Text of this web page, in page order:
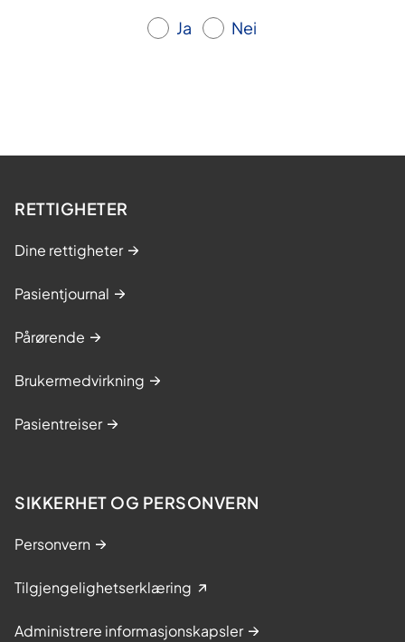
Ja Nei
RETTIGHETER
Dine rettigheter
Pasientjournal
Pårørende
Brukermedvirkning
Pasientreiser
SIKKERHET OG PERSONVERN
Personvern
Tilgjengelighetserklæring
Administrere informasjonskapsler